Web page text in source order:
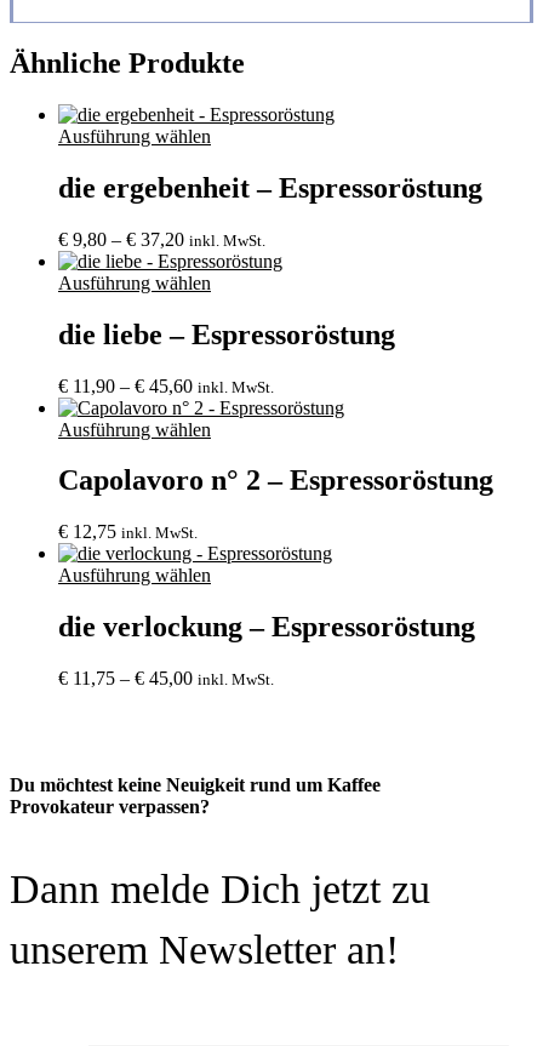
Ähnliche Produkte
Ausführung wählen
die ergebenheit – Espressoröstung
€ 9,80 – € 37,20Preisspanne:
€ 9,80
bis
inkl. MwSt.
Ausführung wählen
die liebe – Espressoröstung
€ 11,90 – € 45,60Preisspanne:
€ 11,90
bis
inkl. MwSt.
Ausführung wählen
Capolavoro n° 2 – Espressoröstung
€ 12,75 inkl. MwSt.
Ausführung wählen
die verlockung – Espressoröstung
€ 11,75 – € 45,00Preisspanne:
inkl. MwSt.
Du möchtest keine Neuigkeit rund um Kaffee
Provokateur verpassen?
Dann melde Dich jetzt zu
unserem Newsletter an!